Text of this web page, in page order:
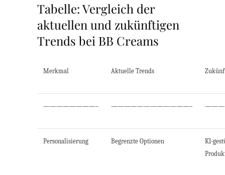
Tabelle: Vergleich der
aktuellen und zukünftigen
Trends bei BB Creams
Merkmal Aktuelle Trends
————————– ————————————–
Personalisierung Begrenzte Optionen
KI-